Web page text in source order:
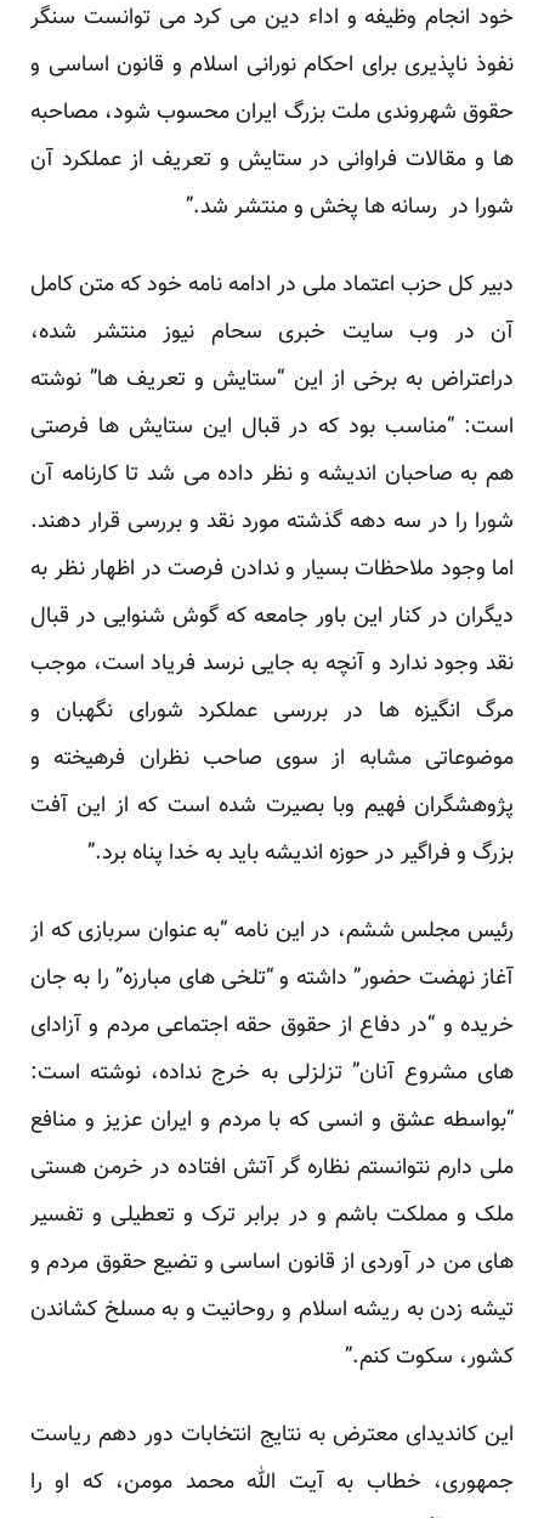
خود انجام وظیفه و اداء دین می کرد می توانست سنگر
نفوذ ناپذیری برای احکام نورانی اسلام و قانون اساسی و
حقوق شهروندی ملت بزرگ ایران محسوب شود، مصاحبه
ها و مقالات فراوانی در ستایش و تعریف از عملکرد آن
شورا در رسانه ها پخش و منتشر شد.”
دبیر کل حزب اعتماد ملی در ادامه نامه خود که متن کامل
آن در وب سایت خبری سحام نیوز منتشر شده،
دراعتراض به برخی از این “ستایش و تعریف ها” نوشته
است: “مناسب بود که در قبال این ستایش ها فرصتی
هم به صاحبان اندیشه و نظر داده می شد تا کارنامه آن
شورا را در سه دهه گذشته مورد نقد و بررسی قرار دهند.
اما وجود ملاحظات بسیار و ندادن فرصت در اظهار نظر به
دیگران در کنار این باور جامعه که گوش شنوایی در قبال
نقد وجود ندارد و آنچه به جایی نرسد فریاد است، موجب
مرگ انگیزه ها در بررسی عملکرد شورای نگهبان و
موضوعاتی مشابه از سوی صاحب نظران فرهیخته و
پژوهشگران فهیم وبا بصیرت شده است که از این آفت
بزرگ و فراگیر در حوزه اندیشه باید به خدا پناه برد.”
رئیس مجلس ششم، در این نامه “به عنوان سربازی که از
آغاز نهضت حضور” داشته و “تلخی های مبارزه” را به جان
خریده و “در دفاع از حقوق حقه اجتماعی مردم و آزادای
های مشروع آنان” تزلزلی به خرج نداده، نوشته است:
“بواسطه عشق و انسی که با مردم و ایران عزیز و منافع
ملی دارم نتوانستم نظاره گر آتش افتاده در خرمن هستی
ملک و مملکت باشم و در برابر ترک و تعطیلی و تفسیر
های من در آوردی از قانون اساسی و تضیع حقوق مردم و
تیشه زدن به ریشه اسلام و روحانیت و به مسلخ کشاندن
کشور، سکوت کنم.”
این کاندیدای معترض به نتایج انتخابات دور دهم ریاست
جمهوری، خطاب به آیت الله محمد مومن، که او را